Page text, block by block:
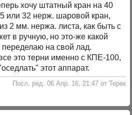
хочу штатный кран на 40
или 32 нерж. шаровой кран,
2 мм. нержа. листа, как быть с
в ручную, но это-же какой
переделаю на свой лад.
это терни именно с КПЕ-100,
этот аппарат.
Посл. ред. 06 Апр. 16, 21:47 от Терек